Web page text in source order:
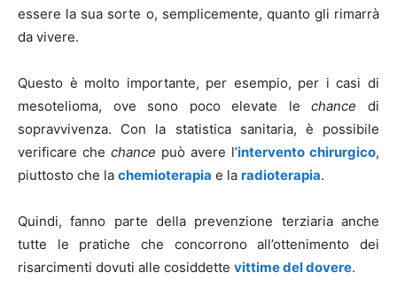
essere la sua sorte o, semplicemente, quanto gli rimarrà
da vivere.
Questo è molto importante, per esempio, per i casi di
mesotelioma, ove sono poco elevate lechancedi
sopravvivenza. Con la statistica sanitaria, è possibile
verificare che chance può avere l’intervento chirurgico,
piuttosto che la chemioterapia e la radioterapia.
Quindi, fanno parte della prevenzione terziaria anche
tutte le pratiche che concorrono all’ottenimento dei
risarcimenti dovuti alle cosiddette vittime del dovere.